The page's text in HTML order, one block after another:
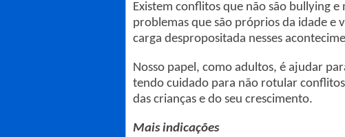
Existem conflitos que não são bullying
problemas que são próprios da idade e
carga despropositada nesses
Nosso papel, como adultos, é ajudar
tendo cuidado para não rotular
das crianças e do seu crescimento.
Mais indicações